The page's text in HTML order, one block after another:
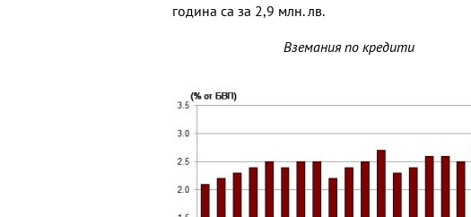
година са за 2,9 млн. лв.
Вземания по кредити